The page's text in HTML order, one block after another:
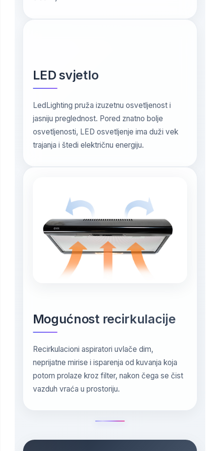
LED svjetlo
LedLighting pruža izuzetnu osvetljenost i
jasniju preglednost. Pored znatno bolje
osvetljenosti, LED osvetljenje ima duži vek
trajanja i štedi električnu energiju.
Mogućnost recirkulacije
Recirkulacioni aspiratori uvlače dim,
neprijatne mirise i isparenja od kuvanja koja
potom prolaze kroz filter, nakon čega se čist
vazduh vraća u prostoriju.